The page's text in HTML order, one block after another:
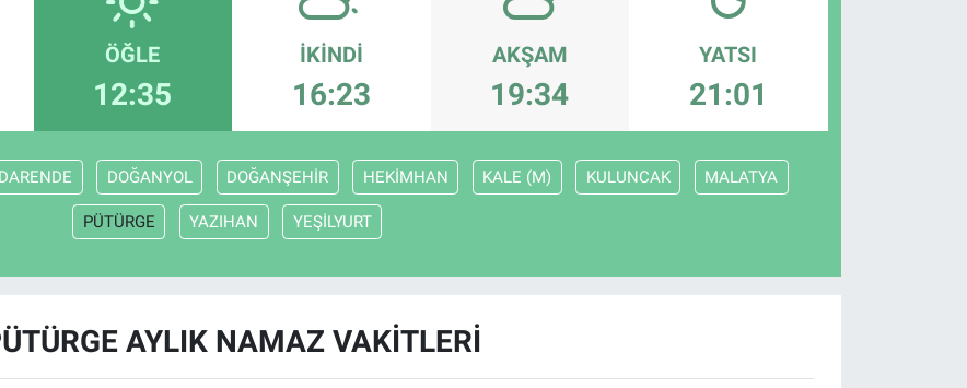
ÖĞLE
12:35
İKINDI
16:23
AKŞAM
19:34
YATSI
21:01
DARENDE DOĞANYOL DOĞANŞEHİR HEKİMHAN KALE (M) KULUNCAK MALATYA
PÜTÜRGE YAZIHAN YEŞİLYURT
AYLIK NAMAZ VAKITLERI